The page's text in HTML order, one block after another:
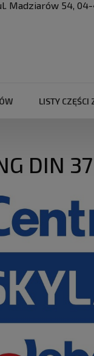
Madziarów 54,
LISTY CZĘŚCI
DIN